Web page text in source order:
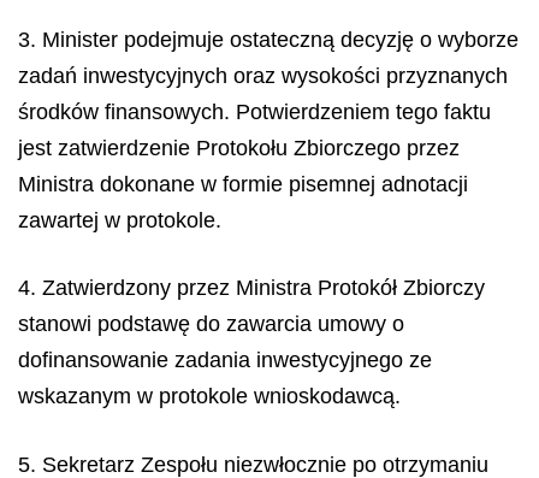
3. Minister podejmuje ostateczną decyzję o wyborze
zadań inwestycyjnych oraz wysokości przyznanych
środków finansowych. Potwierdzeniem tego faktu
jest zatwierdzenie Protokołu Zbiorczego przez
Ministra dokonane w formie pisemnej adnotacji
zawartej w protokole.
4. Zatwierdzony przez Ministra Protokół Zbiorczy
stanowi podstawę do zawarcia umowy o
dofinansowanie zadania inwestycyjnego ze
wskazanym w protokole wnioskodawcą.
5. Sekretarz Zespołu niezwłocznie po otrzymaniu